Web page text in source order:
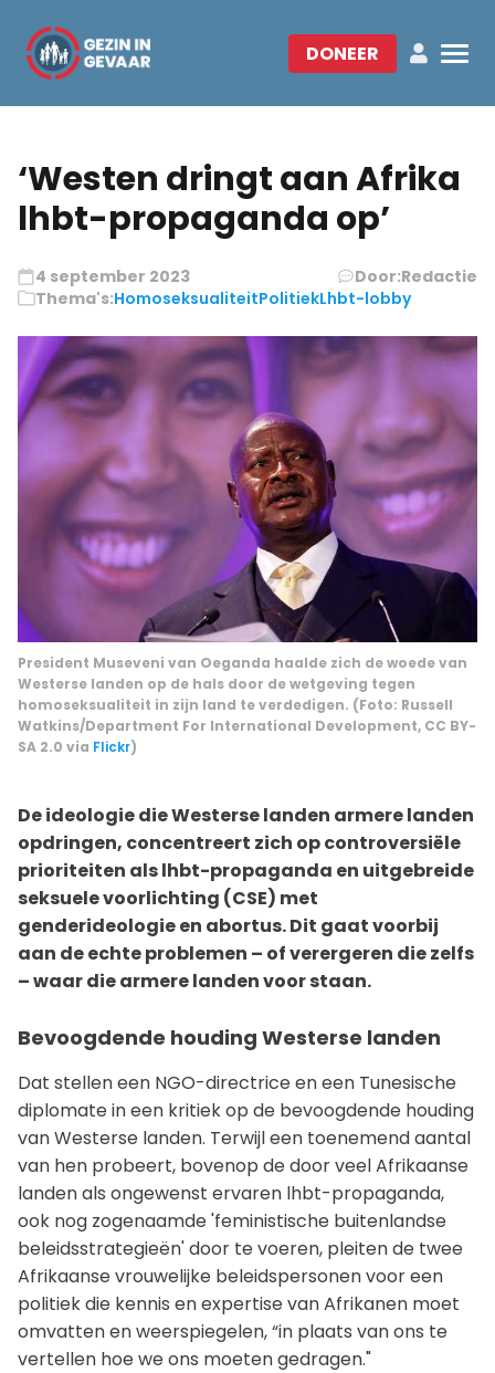
DONEER
‘Westen dringt aan Afrika
lhbt-propaganda op’
4 september 2023 Door:Redactie
Thema's:HomoseksualiteitPolitiekLhbt-lobby
President Museveni van Oeganda haalde zich de woede van
Westerse landen op de hals door de wetgeving tegen
homoseksualiteit in zijn land te verdedigen. (Foto: Russell
Watkins/Department For International Development, CC BY-
SA 2.0 via Flickr)
De ideologie die Westerse landen armere landen
opdringen, concentreert zich op controversiële
prioriteiten als lhbt-propaganda en uitgebreide
seksuele voorlichting (CSE) met
genderideologie en abortus. Dit gaat voorbij
aan de echte problemen – of verergeren die zelfs
– waar die armere landen voor staan.
Bevoogdende houding Westerse landen
Dat stellen een NGO-directrice en een Tunesische
diplomate in een kritiek op de bevoogdende houding
van Westerse landen. Terwijl een toenemend aantal
van hen probeert, bovenop de door veel Afrikaanse
landen als ongewenst ervaren lhbt-propaganda,
ook nog zogenaamde 'feministische buitenlandse
beleidsstrategieën' door te voeren, pleiten de twee
Afrikaanse vrouwelijke beleidspersonen voor een
politiek die kennis en expertise van Afrikanen moet
omvatten en weerspiegelen, “in plaats van ons te
vertellen hoe we ons moeten gedragen."